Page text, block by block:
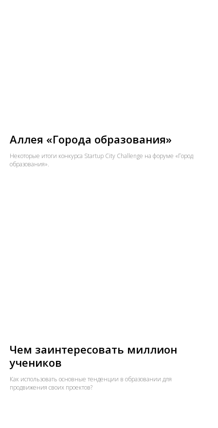
Аллея «Города образования»
Некоторые итоги конкурса Startup City Challenge на форуме «Город
образования».
Чем заинтересовать миллион
учеников
Как использовать основные тенденции в образовании для
продвижения своих проектов?